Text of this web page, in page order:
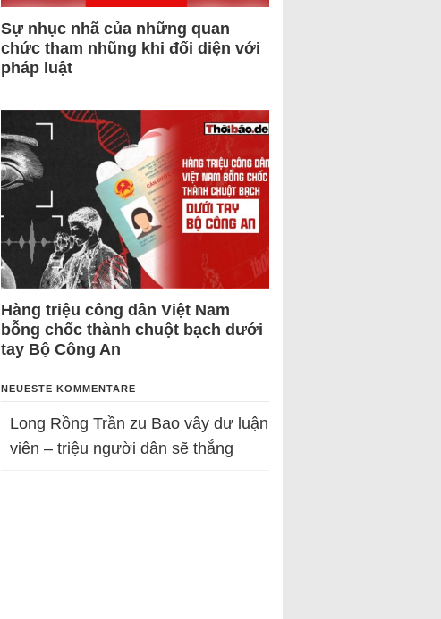
Sự nhục nhã của những quan
chức tham nhũng khi đối diện với
pháp luật
Hàng triệu công dân Việt Nam
bỗng chốc thành chuột bạch dưới
tay Bộ Công An
NEUESTE KOMMENTARE
Long Rồng Trần zu Bao vây dư luận
viên – triệu người dân sẽ thắng